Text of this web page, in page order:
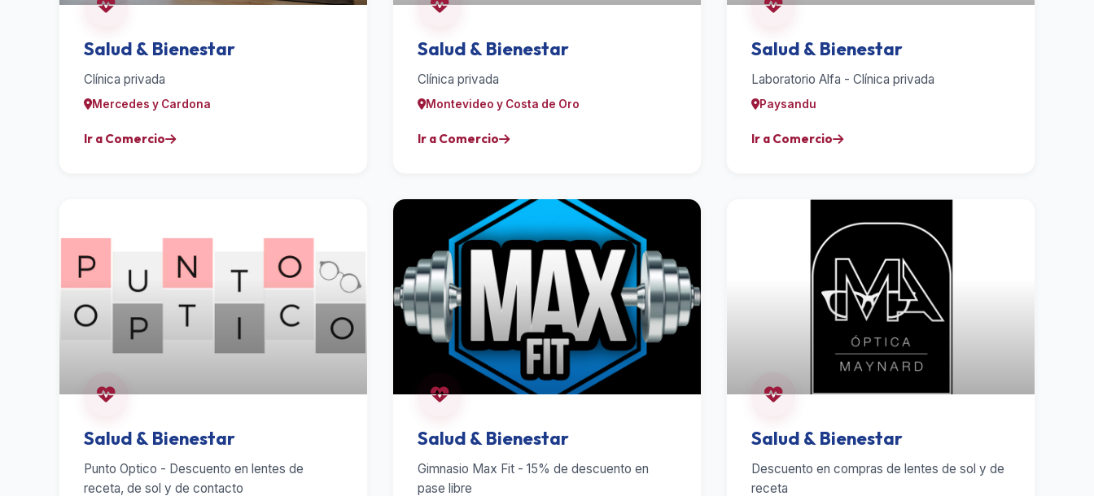
Salud & Bienestar
Clínica privada
Mercedes y Cardona
Ir a Comercio
Salud & Bienestar
Clínica privada
Montevideo y Costa de Oro
Ir a Comercio
Salud & Bienestar
Laboratorio Alfa - Clínica privada
Paysandu
Ir a Comercio
Salud & Bienestar
Punto Optico - Descuento en lentes de
receta, de sol y de contacto
Salud & Bienestar
Gimnasio Max Fit - 15% de descuento en
pase libre
Salud & Bienestar
Descuento en compras de lentes de sol y de
receta